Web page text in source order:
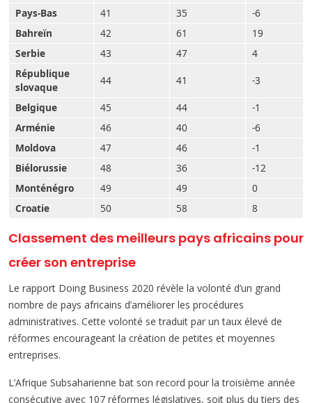
Pays-Bas 41 35
-6
Bahreïn
42 61
19
Serbie
43 47
4
République
slovaque
44 41 -3
Belgique 45 44
-1
Arménie
46 40
-6
Moldova
47 46
-1
Biélorussie
48 36
-12
Monténégro
49 49
0
Croatie
50 58 8
Classement des meilleurs pays africains pour
créer son entreprise
Le rapport Doing Business 2020 révèle la volonté d’un grand
nombre de pays africains d’améliorer les procédures
administratives. Cette volonté se traduit par un taux élevé de
réformes encourageant la création de petites et moyennes
entreprises.
L’Afrique Subsaharienne bat son record pour la troisième année
consécutive avec 107 réformes législatives, soit plus du tiers des